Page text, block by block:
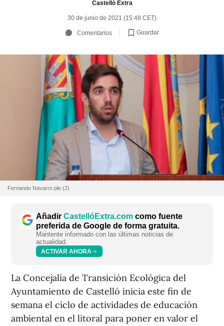
Castelló Extra
30 de junio de 2021 (15:48 CET)
Comentarios Guardar
Fernando Navarro ple (2)
Añadir CastellóExtra.com como fuente
preferida de Google de forma gratuita.
Mantente informado con las últimas noticias de
actualidad.
ACTIVAR AHORA
La Concejalía de Transición Ecológica del
Ayuntamiento de Castelló inicia este fin de
semana el ciclo de actividades de educación
ambiental en el litoral para poner en valor el